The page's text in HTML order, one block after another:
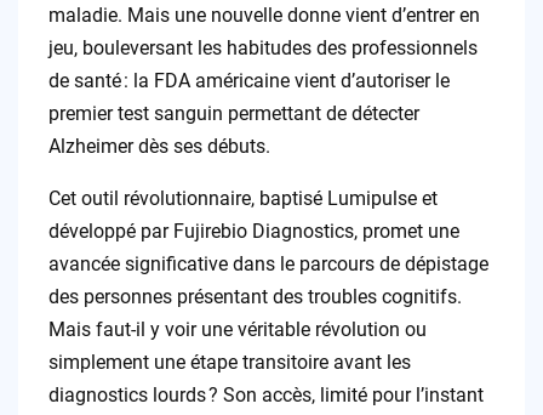
maladie. Mais une nouvelle donne vient d’entrer en
jeu, bouleversant les habitudes des professionnels
de santé : la FDA américaine vient d’autoriser le
premier test sanguin permettant de détecter
Alzheimer dès ses débuts.
Cet outil révolutionnaire, baptisé Lumipulse et
développé par Fujirebio Diagnostics, promet une
avancée significative dans le parcours de dépistage
des personnes présentant des troubles cognitifs.
Mais faut-il y voir une véritable révolution ou
simplement une étape transitoire avant les
diagnostics lourds ? Son accès, limité pour l’instant